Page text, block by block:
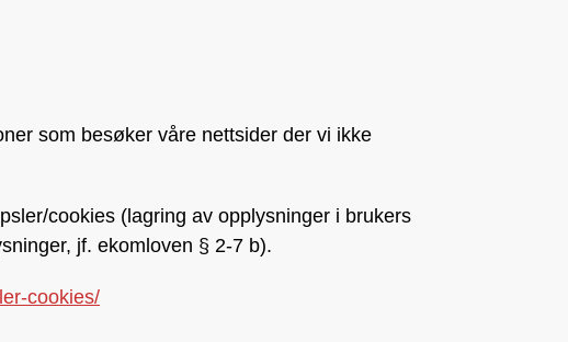
som besøker våre nettsider der vi ikke
cookies (lagring av opplysninger i brukers
jf. ekomloven § 2-7 b).
cookies/